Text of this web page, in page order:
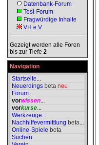
Datenbank-Forum
Test-Forum
Fragwürdige Inhalte
VH e.V.
Gezeigt werden alle Foren
bis zur Tiefe 2
Navigation
Startseite...
Neuerdings beta neu
Forum...
vorwissen...
vorkurse...
Werkzeuge...
Nachhilfevermittlung beta...
Online-Spiele beta
Suchen